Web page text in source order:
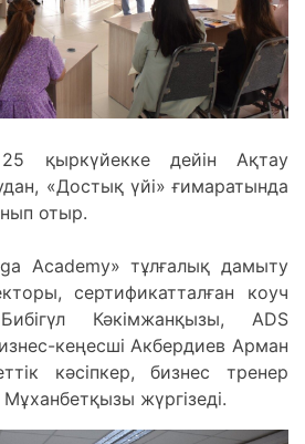
25 қыркүйекке дейін Ақтау
«Достық үйі» ғимаратында
отыр.
Academy» тұлғалық дамыту
сертификатталған коуч
Кәкімжанқызы, ADS
кеңесші Акбердиев Арман
кәсіпкер, бизнес тренер
жүргізеді.